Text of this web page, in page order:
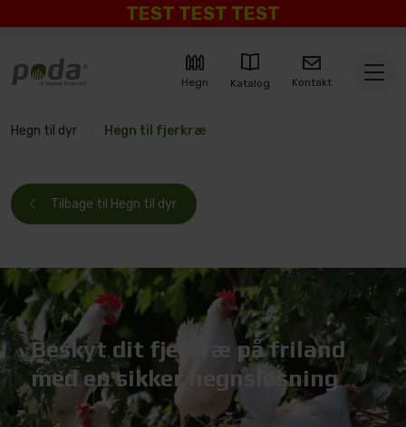
TEST TEST TEST
Hegn Katalog Kontakt
Hegn til dyr Hegn til fjerkræ
Tilbage til Hegn til dyr
Beskyt dit fjerkræ på friland
med en sikker hegnsløsning